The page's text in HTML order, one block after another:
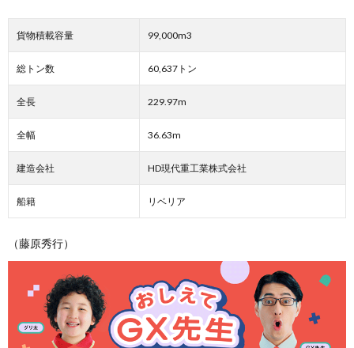
貨物積載容量 99,000m3
総トン数 60,637トン
全長 229.97m
全幅 36.63m
建造会社 HD現代重工業株式会社
船籍 リベリア
（藤原秀行）